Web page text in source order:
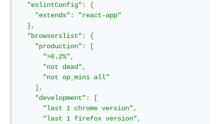
"eslintConfig" :
{
"extends" :
"react-app"
},
"browserslist" :
{
"production" :
[
">0.2%",
"not dead",
"not op_mini all"
],
"development" :
[
"last 1 chrome version",
"last 1 firefox version",